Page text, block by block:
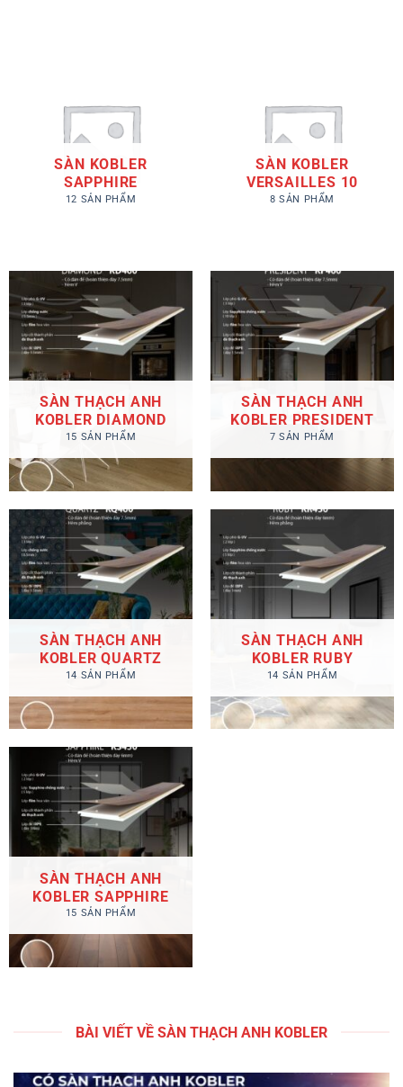
SÀN KOBLER
SAPPHIRE
12 SẢN PHẨM
SÀN KOBLER
VERSAILLES 10
8 SẢN PHẨM
SÀN THẠCH ANH
KOBLER DIAMOND
15 SẢN PHẨM
SÀN THẠCH ANH
KOBLER PRESIDENT
7 SẢN PHẨM
SÀN THẠCH ANH
KOBLER QUARTZ
14 SẢN PHẨM
SÀN THẠCH ANH
KOBLER RUBY
14 SẢN PHẨM
SÀN THẠCH ANH
KOBLER SAPPHIRE
15 SẢN PHẨM
BÀI VIẾT VỀ SÀN THẠCH ANH KOBLER